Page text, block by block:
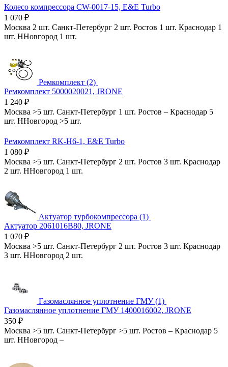
Колесо компрессора CW-0017-15, E&E Turbo
1 070 ₽
Москва 2 шт. Санкт-Петербург 2 шт. Ростов 1 шт. Краснодар 1
шт. ННовгород 1 шт.
Ремкомплект (2)
Ремкомплект 5000020021, JRONE
1 240 ₽
Москва >5 шт. Санкт-Петербург 1 шт. Ростов – Краснодар 5
шт. ННовгород >5 шт.
Ремкомплект RK-H6-1, E&E Turbo
1 080 ₽
Москва >5 шт. Санкт-Петербург 2 шт. Ростов 3 шт. Краснодар
2 шт. ННовгород 1 шт.
Актуатор турбокомпрессора (1)
Актуатор 2061016B80, JRONE
1 070 ₽
Москва >5 шт. Санкт-Петербург 2 шт. Ростов 3 шт. Краснодар
3 шт. ННовгород 2 шт.
Газомаслянное уплотнение ГМУ (1)
Газомаслянное уплотнение ГМУ 1400016002, JRONE
350 ₽
Москва >5 шт. Санкт-Петербург >5 шт. Ростов – Краснодар 5
шт. ННовгород –